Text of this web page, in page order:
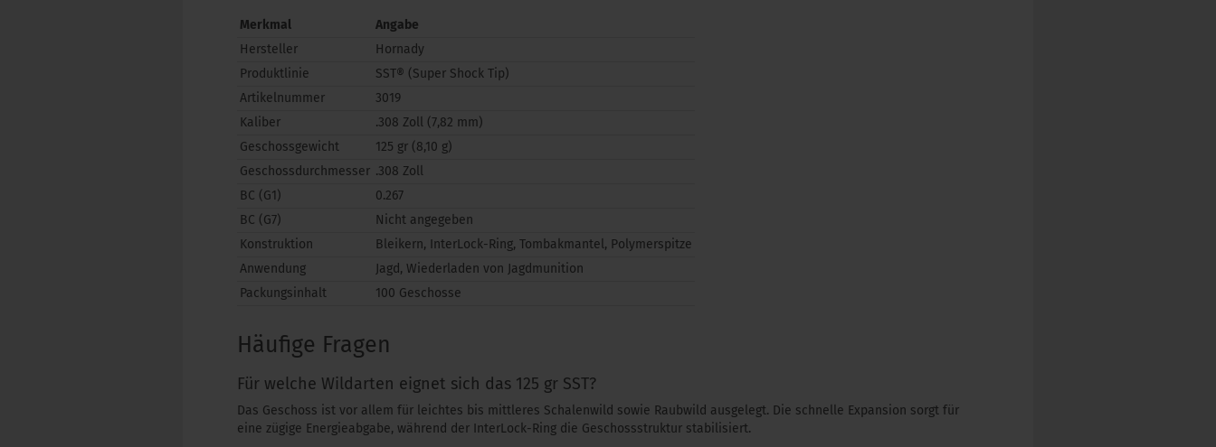
Merkmal
Angabe
Hersteller
Hornady
Produktlinie
SST® (Super Shock Tip)
Artikelnummer
3019
Kaliber
.308 Zoll (7,82 mm)
Geschossgewicht
125 gr (8,10 g)
Geschossdurchmesser .308 Zoll
BC (G1)
0.267
BC (G7)
Nicht angegeben
Konstruktion
Bleikern, InterLock-Ring, Tombakmantel, Polymerspitze
Anwendung
Jagd, Wiederladen von Jagdmunition
Packungsinhalt
100 Geschosse
Häufige Fragen
Für welche Wildarten eignet sich das 125 gr SST?
Das Geschoss ist vor allem für leichtes bis mittleres Schalenwild sowie Raubwild ausgelegt. Die schnelle Expansion sorgt für
eine zügige Energieabgabe, während der InterLock-Ring die Geschossstruktur stabilisiert.